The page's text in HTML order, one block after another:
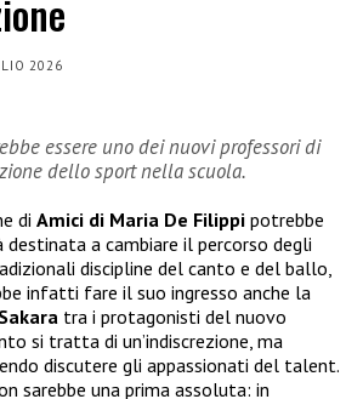
2026
essere uno dei nuovi professori di
dello sport nella scuola.
di Amici di Maria De Filippi potrebbe
destinata a cambiare il percorso degli
discipline del canto e del ballo,
infatti fare il suo ingresso anche la
tra i protagonisti del nuovo
si tratta di un’indiscrezione, ma
discutere gli appassionati del talent.
sarebbe una prima assoluta: in